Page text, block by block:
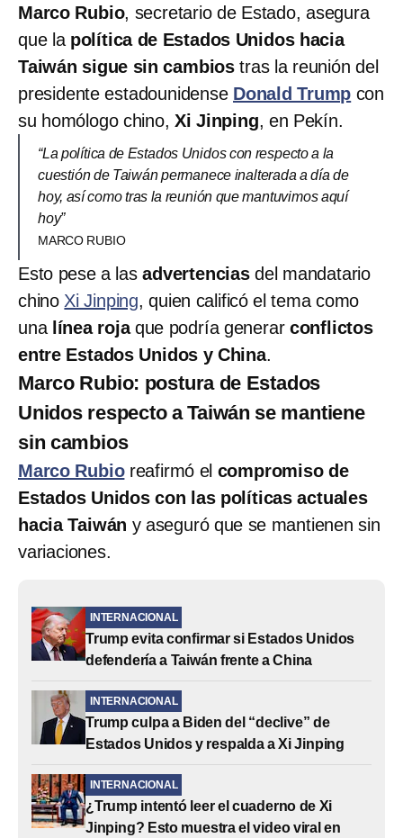
Marco Rubio, secretario de Estado, asegura
que la política de Estados Unidos hacia
Taiwán sigue sin cambiostras la reunión del
presidente estadounidense Donald Trump con
su homólogo chino,Xi Jinping, en Pekín.
“La política de Estados Unidos con respecto a la
cuestión de Taiwán permanece inalterada a día de
hoy, así como tras la reunión que mantuvimos aquí
hoy”
MARCO RUBIO
Esto pese a lasadvertenciasdel mandatario
chino Xi Jinping, quien calificó el tema como
una línea rojaque podría generar conflictos
entre Estados Unidos y China.
Marco Rubio: postura de Estados
Unidos respecto a Taiwán se mantiene
sin cambios
Marco Rubioreafirmó el compromiso de
Estados Unidos con las políticas actuales
hacia Taiwán y aseguró que se mantienen sin
variaciones.
INTERNACIONAL
Trump evita confirmar si Estados Unidos
defendería a Taiwán frente a China
INTERNACIONAL
Trump culpa a Biden del “declive” de
Estados Unidos y respalda a Xi Jinping
INTERNACIONAL
¿Trump intentó leer el cuaderno de Xi
Jinping? Esto muestra el video viral en